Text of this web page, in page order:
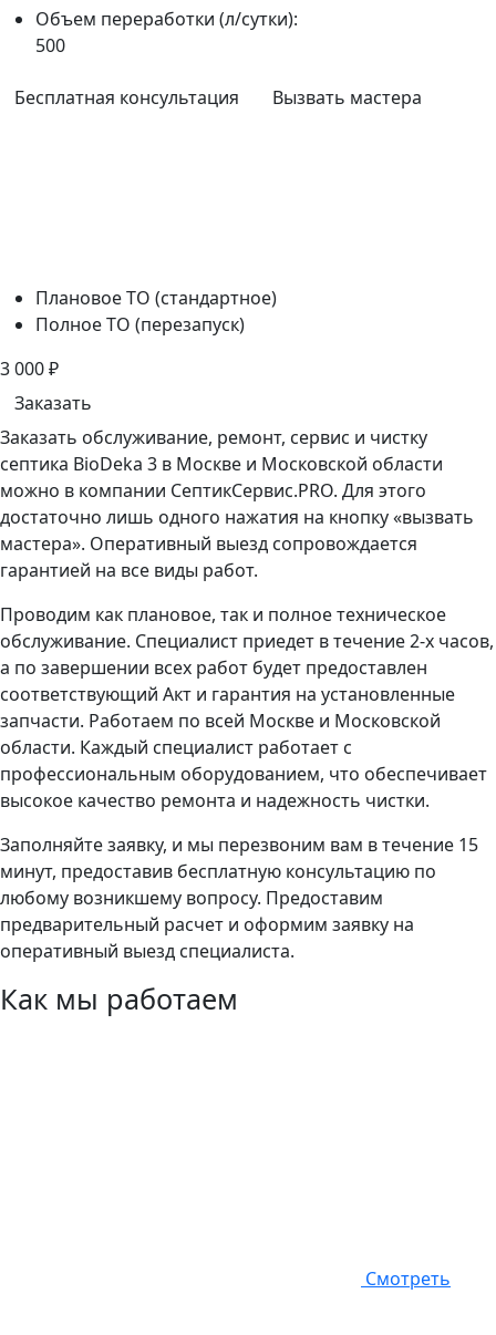
Объем переработки (л/сутки):
500
Бесплатная консультация Вызвать мастера
Плановое ТО (стандартное)
Полное ТО (перезапуск)
3 000₽
Заказать
Заказать обслуживание, ремонт, сервис и чистку
септика BioDeka 3 в Москве и Московской области
можно в компании СептикСервис.PRO. Для этого
достаточно лишь одного нажатия на кнопку «вызвать
мастера». Оперативный выезд сопровождается
гарантией на все виды работ.
Проводим как плановое, так и полное техническое
обслуживание. Специалист приедет в течение 2-х часов,
а по завершении всех работ будет предоставлен
соответствующий Акт и гарантия на установленные
запчасти. Работаем по всей Москве и Московской
области. Каждый специалист работает с
профессиональным оборудованием, что обеспечивает
высокое качество ремонта и надежность чистки.
Заполняйте заявку, и мы перезвоним вам в течение 15
минут, предоставив бесплатную консультацию по
любому возникшему вопросу. Предоставим
предварительный расчет и оформим заявку на
оперативный выезд специалиста.
Как мы работаем
Смотреть